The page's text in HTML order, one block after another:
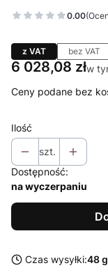
0.00
z VAT bez VAT
Cena
6 028,08 złw
w
Ceny podane bez
Ilość
szt.
Dostępność:
na wyczerpaniu
Czas wysyłki:48